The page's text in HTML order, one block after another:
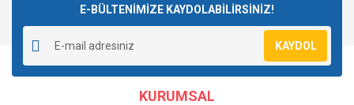
E-BÜLTENİMİZE KAYDOLABİLİRSİNİZ!
KAYDOL
KURUMSAL